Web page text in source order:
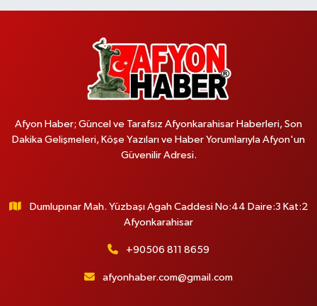
Afyon Haber; Güncel ve Tarafsız Afyonkarahisar Haberleri, Son
Dakika Gelişmeleri, Köşe Yazıları ve Haber Yorumlarıyla Afyon'un
Güvenilir Adresi.
Dumlupınar Mah. Yüzbaşı Agah Caddesi No:44 Daire:3 Kat:2
Afyonkarahisar
+90506 811 8659
afyonhaber.com@gmail.com